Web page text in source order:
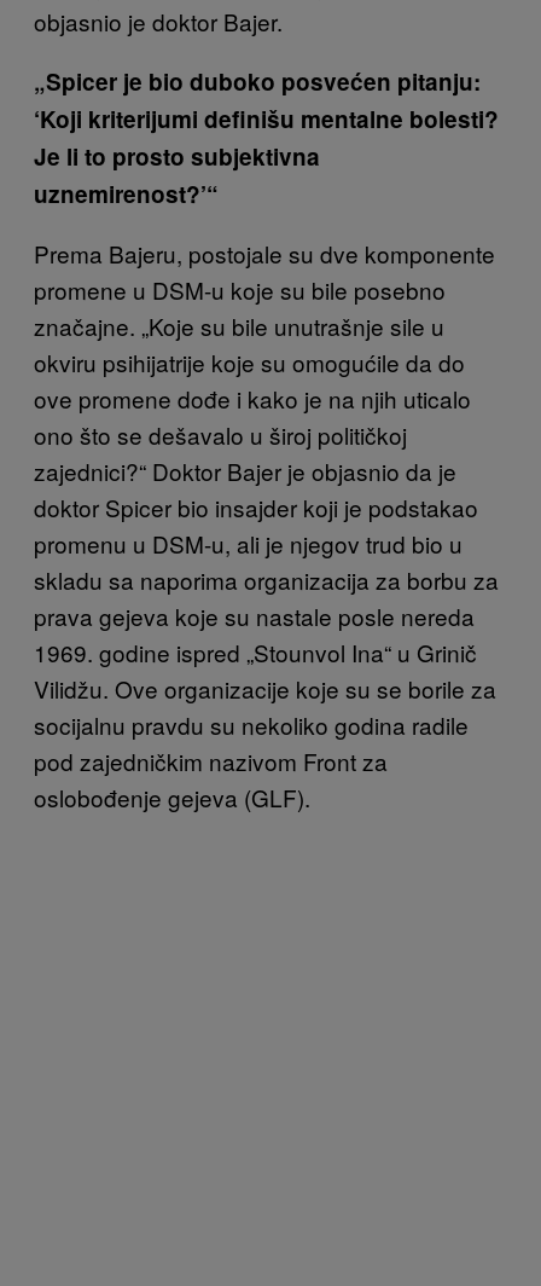
objasnio je doktor Bajer.
„Spicer je bio duboko posvećen pitanju:
‘Koji kriterijumi definišu mentalne bolesti?
Je li to prosto subjektivna
uznemirenost?’“
Prema Bajeru, postojale su dve komponente
promene u DSM-u koje su bile posebno
značajne. „Koje su bile unutrašnje sile u
okviru psihijatrije koje su omogućile da do
ove promene dođe i kako je na njih uticalo
ono što se dešavalo u široj političkoj
zajednici?“ Doktor Bajer je objasnio da je
doktor Spicer bio insajder koji je podstakao
promenu u DSM-u, ali je njegov trud bio u
skladu sa naporima organizacija za borbu za
prava gejeva koje su nastale posle nereda
1969. godine ispred „Stounvol Ina“ u Grinič
Vilidžu. Ove organizacije koje su se borile za
socijalnu pravdu su nekoliko godina radile
pod zajedničkim nazivom Front za
oslobođenje gejeva (GLF).